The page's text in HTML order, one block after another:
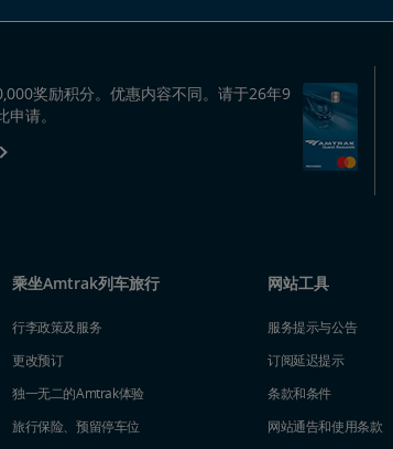
奖励积分。优惠内容不同。请于26年9
申请。
乘坐Amtrak列车旅行
行李政策及服务
更改预订
独一无二的Amtrak体验
旅行保险、预留停车位
网站工具
服务提示与公告
订阅延迟提示
条款和条件
网站通告和使用条款